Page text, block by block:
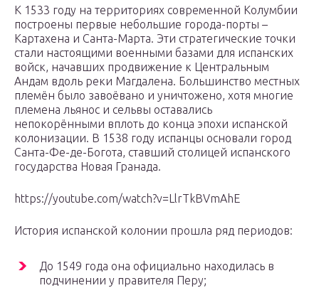
К 1533 году на территориях современной Колумбии
построены первые небольшие города-порты –
Картахена и Санта-Марта. Эти стратегические точки
стали настоящими военными базами для испанских
войск, начавших продвижение к Центральным
Андам вдоль реки Магдалена. Большинство местных
племён было завоёвано и уничтожено, хотя многие
племена льянос и сельвы оставались
непокорёнными вплоть до конца эпохи испанской
колонизации. В 1538 году испанцы основали город
Санта-Фе-де-Богота, ставший столицей испанского
государства Новая Гранада.
https://youtube.com/watch?v=LlrTkBVmAhE
История испанской колонии прошла ряд периодов:
До 1549 года она официально находилась в
подчинении у правителя Перу;